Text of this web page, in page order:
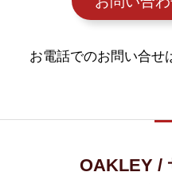
お電話でのお問い合せ
OAKLEY /